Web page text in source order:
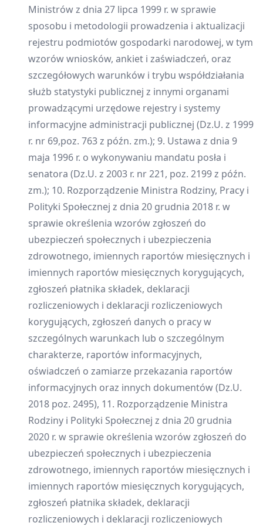
Ministrów z dnia 27 lipca 1999 r. w sprawie
sposobu i metodologii prowadzenia i aktualizacji
rejestru podmiotów gospodarki narodowej, w tym
wzorów wniosków, ankiet i zaświadczeń, oraz
szczegółowych warunków i trybu współdziałania
służb statystyki publicznej z innymi organami
prowadzącymi urzędowe rejestry i systemy
informacyjne administracji publicznej (Dz.U. z 1999
r. nr 69,poz. 763 z późn. zm.); 9. Ustawa z dnia 9
maja 1996 r. o wykonywaniu mandatu posła i
senatora (Dz.U. z 2003 r. nr 221, poz. 2199 z późn.
zm.); 10. Rozporządzenie Ministra Rodziny, Pracy i
Polityki Społecznej z dnia 20 grudnia 2018 r. w
sprawie określenia wzorów zgłoszeń do
ubezpieczeń społecznych i ubezpieczenia
zdrowotnego, imiennych raportów miesięcznych i
imiennych raportów miesięcznych korygujących,
zgłoszeń płatnika składek, deklaracji
rozliczeniowych i deklaracji rozliczeniowych
korygujących, zgłoszeń danych o pracy w
szczególnych warunkach lub o szczególnym
charakterze, raportów informacyjnych,
oświadczeń o zamiarze przekazania raportów
informacyjnych oraz innych dokumentów (Dz.U.
2018 poz. 2495), 11. Rozporządzenie Ministra
Rodziny i Polityki Społecznej z dnia 20 grudnia
2020 r. w sprawie określenia wzorów zgłoszeń do
ubezpieczeń społecznych i ubezpieczenia
zdrowotnego, imiennych raportów miesięcznych i
imiennych raportów miesięcznych korygujących,
zgłoszeń płatnika składek, deklaracji
rozliczeniowych i deklaracji rozliczeniowych